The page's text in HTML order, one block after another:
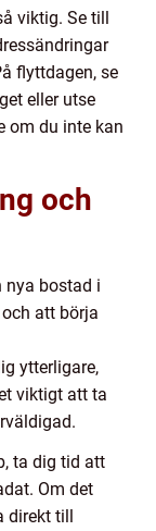
viktig. Se till
flyttdagen, se
eller utse
om du inte kan
och
nya bostad i
att börja
ytterligare,
viktigt att ta
ta dig tid att
Om det
direkt till